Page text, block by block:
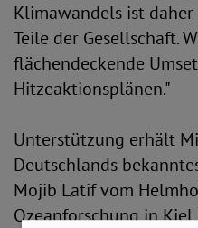
Klimawandels ist
Teile der Gesellschaft.
flächendeckende
Hitzeaktionsplänen."
Unterstützung erhält
Deutschlands
Mojib Latif vom
Ozeanforschung in